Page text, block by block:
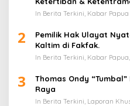
Masyarakat
In Berita Terkini, Kabar Papua
2
Pemilik Hak Ulayat
Kaltim di Fakfak.
In Berita Terkini, Kabar
3
Thomas Ondy
Raya
In Berita Terkini, Laporan